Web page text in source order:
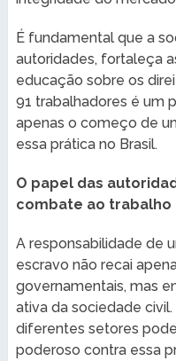
É fundamental que a
autoridades, fortaleça
educação sobre os
91 trabalhadores é um
apenas o começo de
essa prática no Brasil.
O papel das
combate ao trabalho
A responsabilidade de
escravo não recai
governamentais, mas
ativa da sociedade
diferentes setores
poderoso contra essa